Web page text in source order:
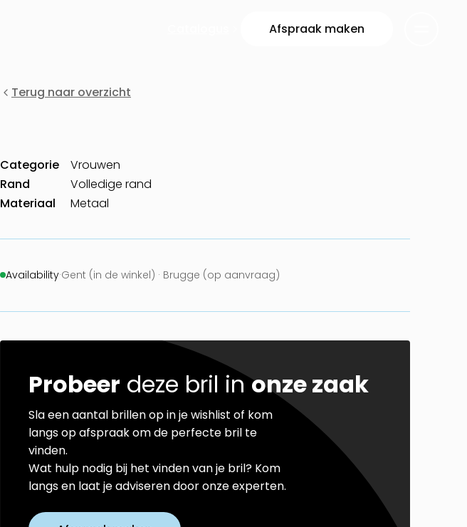
Afspraak maken
Terug naar overzicht
Categorie
Vrouwen
Rand
Volledige rand
Materiaal
Metaal
Availability·Gent (in de winkel) · Brugge (op aanvraag)
Probeer deze bril inonze zaak
Sla een aantal brillen op in je wishlist of kom
langs op afspraak om de perfecte bril te
vinden.
Wat hulp nodig bij het vinden van je bril? Kom
langs en laat je adviseren door onze experten.